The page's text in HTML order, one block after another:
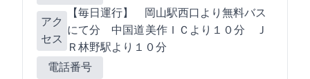
アク
セス
【毎日運行】 JR岡山駅西口より無料バス
にて90分 /中国道 美作ＩＣより１０分 /Ｊ
Ｒ林野駅より１０分
電話番号